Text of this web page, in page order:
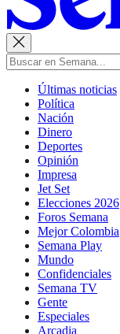
Últimas noticias
Política
Nación
Dinero
Deportes
Opinión
Impresa
Jet Set
Elecciones 2026
Foros Semana
Mejor Colombia
Semana Play
Mundo
Confidenciales
Semana TV
Gente
Especiales
Arcadia